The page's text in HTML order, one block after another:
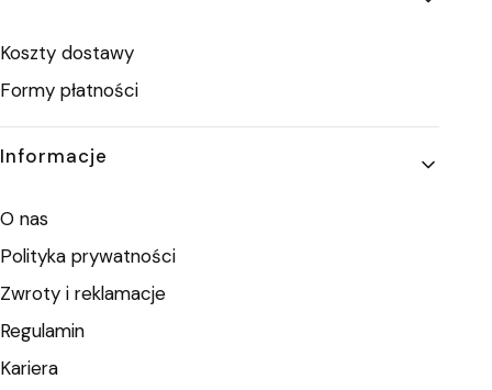
Koszty dostawy
Formy płatności
Informacje
O nas
Polityka prywatności
Zwroty i reklamacje
Regulamin
Kariera